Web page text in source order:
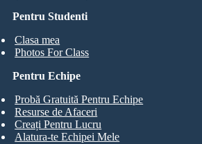
Pentru Studenti
Clasa mea
Photos For Class
Pentru Echipe
Probă Gratuită Pentru Echipe
Resurse de Afaceri
Creați Pentru Lucru
Alatura-te Echipei Mele